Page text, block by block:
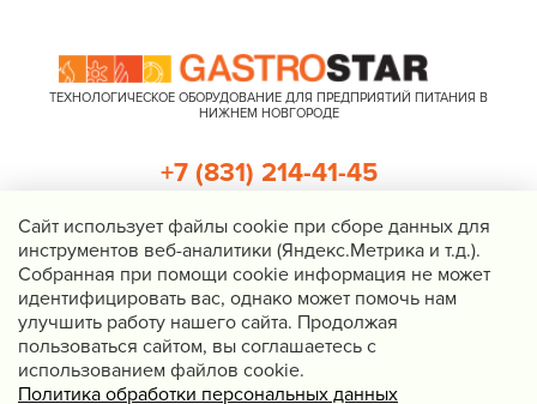
ТЕХНОЛОГИЧЕСКОЕ ОБОРУДОВАНИЕ ДЛЯ ПРЕДПРИЯТИЙ ПИТАНИЯ В
НИЖНЕМ НОВГОРОДЕ
Нижний Новгород, Казанское шоссе, д. 4, корп. 3, пом. 1
info@gastrostar.ru
Политика конфиденциальности
+7 (831) 214-41-45
Перезвоните мне
Cайт использует файлы cookie при сборе данных для
инструментов веб-аналитики (Яндекс.Метрика и т.д.).
Собранная при помощи cookie информация не может
идентифицировать вас, однако может помочь нам
улучшить работу нашего сайта. Продолжая
пользоваться сайтом, вы соглашаетесь с
использованием файлов cookie.
Политика обработки персональных данных